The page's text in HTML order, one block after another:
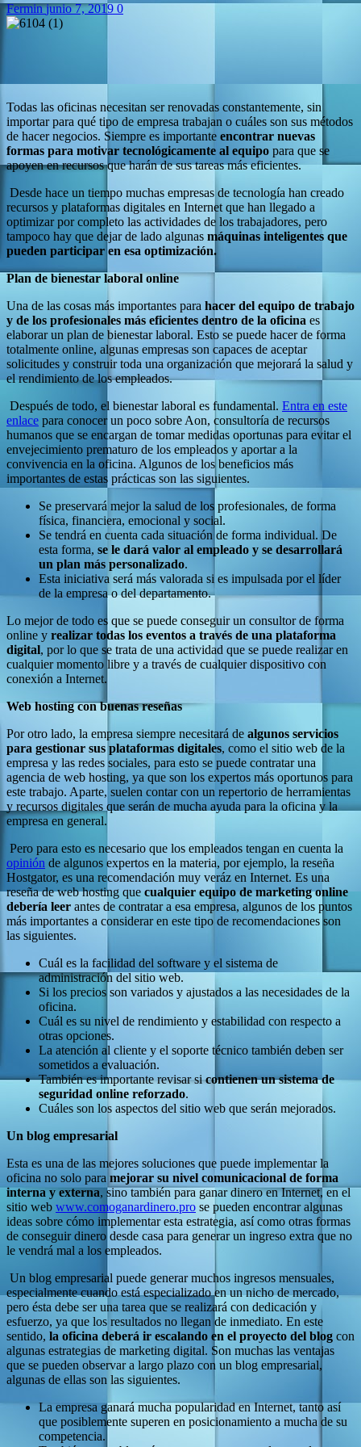
Ferminjunio 7, 2019 0
Todas las oficinas necesitan ser renovadas constantemente, sin
importar para qué tipo de empresa trabajan o cuáles son sus métodos
de hacer negocios. Siempre es importante encontrar nuevas
formas para motivar tecnológicamente al equipo para que se
apoyen en recursos que harán de sus tareas más eficientes.
Desde hace un tiempo muchas empresas de tecnología han creado
recursos y plataformas digitales en Internet que han llegado a
optimizar por completo las actividades de los trabajadores, pero
tampoco hay que dejar de lado algunas máquinas inteligentes que
pueden participar en esa optimización.
Plan de bienestar laboral online
Una de las cosas más importantes para hacer del equipo de trabajo
y de los profesionales más eficientes dentro de la oficina es
elaborar un plan de bienestar laboral. Esto se puede hacer de forma
totalmente online, algunas empresas son capaces de aceptar
solicitudes y construir toda una organización que mejorará la salud y
el rendimiento de los empleados.
Después de todo, el bienestar laboral es fundamental. Entra en este
enlace para conocer un poco sobre Aon, consultoría de recursos
humanos que se encargan de tomar medidas oportunas para evitar el
envejecimiento prematuro de los empleados y aportar a la
convivencia en la oficina. Algunos de los beneficios más
importantes de estas prácticas son las siguientes.
Se preservará mejor la salud de los profesionales, de forma
física, financiera, emocional y social.
Se tendrá en cuenta cada situación de forma individual. De
esta forma, se le dará valor al empleado y se desarrollará
un plan más personalizado.
Esta iniciativa será más valorada si es impulsada por el líder
de la empresa o del departamento.
Lo mejor de todo es que se puede conseguir un consultor de forma
online y realizar todas los eventos a través de una plataforma
digital, por lo que se trata de una actividad que se puede realizar en
cualquier momento libre y a través de cualquier dispositivo con
conexión a Internet.
Web hosting con buenas reseñas
Por otro lado, la empresa siempre necesitará de algunos servicios
para gestionar sus plataformas digitales, como el sitio web de la
empresa y las redes sociales, para esto se puede contratar una
agencia de web hosting, ya que son los expertos más oportunos para
este trabajo. Aparte, suelen contar con un repertorio de herramientas
y recursos digitales que serán de mucha ayuda para la oficina y la
empresa en general.
Pero para esto es necesario que los empleados tengan en cuenta la
opinión de algunos expertos en la materia, por ejemplo, la reseña
Hostgator, es una recomendación muy veráz en Internet. Es una
reseña de web hosting que cualquier equipo de marketing online
debería leer antes de contratar a esa empresa, algunos de los puntos
más importantes a considerar en este tipo de recomendaciones son
las siguientes.
Cuál es la facilidad del software y el sistema de
administración del sitio web.
Si los precios son variados y ajustados a las necesidades de la
oficina.
Cuál es su nivel de rendimiento y estabilidad con respecto a
otras opciones.
La atención al cliente y el soporte técnico también deben ser
sometidos a evaluación.
También es importante revisar sicontienen un sistema de
seguridad online reforzado.
Cuáles son los aspectos del sitio web que serán mejorados.
Un blog empresarial
Esta es una de las mejores soluciones que puede implementar la
oficina no solo para mejorar su nivel comunicacional de forma
interna y externa, sino también para ganar dinero en Internet, en el
sitio web www.comoganardinero.pro se pueden encontrar algunas
ideas sobre cómo implementar esta estrategia, así como otras formas
de conseguir dinero desde casa para generar un ingreso extra que no
le vendrá mal a los empleados.
Un blog empresarial puede generar muchos ingresos mensuales,
especialmente cuando está especializado en un nicho de mercado,
pero ésta debe ser una tarea que se realizará con dedicación y
esfuerzo, ya que los resultados no llegan de inmediato. En este
sentido, la oficina deberá ir escalando en el proyecto del blog con
algunas estrategias de marketing digital. Son muchas las ventajas
que se pueden observar a largo plazo con un blog empresarial,
algunas de ellas son las siguientes.
La empresa ganará mucha popularidad en Internet, tanto así
que posiblemente superen en posicionamiento a mucha de su
competencia.